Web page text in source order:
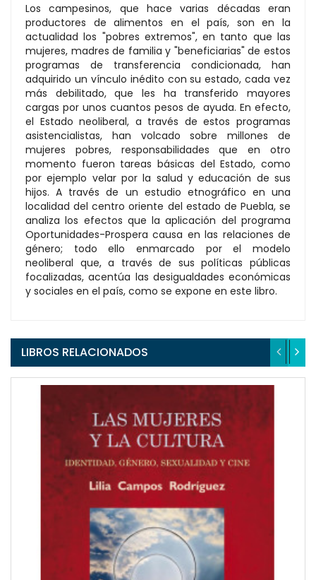
Los campesinos, que hace varias décadas eran
productores de alimentos en el país, son en la
actualidad los "pobres extremos", en tanto que las
mujeres, madres de familia y "beneficiarias" de estos
programas de transferencia condicionada, han
adquirido un vínculo inédito con su estado, cada vez
más debilitado, que les ha transferido mayores
cargas por unos cuantos pesos de ayuda. En efecto,
el Estado neoliberal, a través de estos programas
asistencialistas, han volcado sobre millones de
mujeres pobres, responsabilidades que en otro
momento fueron tareas básicas del Estado, como
por ejemplo velar por la salud y educación de sus
hijos. A través de un estudio etnográfico en una
localidad del centro oriente del estado de Puebla, se
analiza los efectos que la aplicación del programa
Oportunidades-Prospera causa en las relaciones de
género; todo ello enmarcado por el modelo
neoliberal que, a través de sus políticas públicas
focalizadas, acentúa las desigualdades económicas
y sociales en el país, como se expone en este libro.
LIBROS RELACIONADOS
QUICKVIEW
WISHLIST